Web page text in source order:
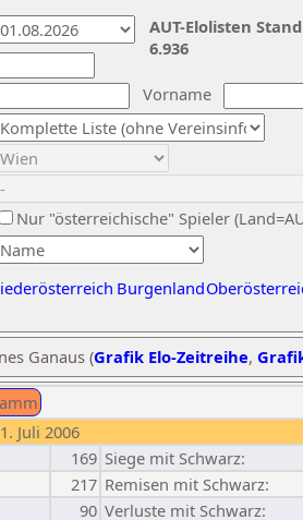
Vorname
Nur "österreichische" Spieler
Burgenland
AUT-Elolisten
6.936
Ganaus (Grafik Elo-Zeitreihe,
Juli 2006
169 Siege mit Schwarz:
217 Remisen mit Schwarz:
90 Verluste mit Schwarz: